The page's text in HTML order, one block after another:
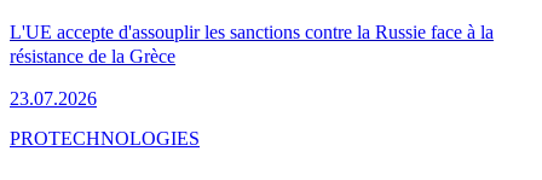
L'UE accepte d'assouplir les sanctions contre la Russie face à la
résistance de la Grèce
23.07.2026
PROTECHNOLOGIES